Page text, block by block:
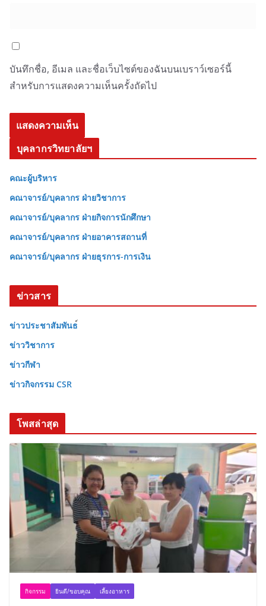
บันทึกชื่อ, อีเมล และชื่อเว็บไซต์ของฉันบนเบราว์เซอร์นี้
สำหรับการแสดงความเห็นครั้งถัดไป
บุคลากรวิทยาลัยฯ
คณะผู้บริหาร
คณาจารย์/บุคลากร ฝ่ายวิชาการ
คณาจารย์/บุคลากร ฝ่ายกิจการนักศึกษา
คณาจารย์/บุคลากร ฝ่ายอาคารสถานที่
คณาจารย์/บุคลากร ฝ่ายธุรการ-การเงิน
ข่าวสาร
ข่าวประชาสัมพันธ
ข่าววิชาการ
ข่าวกีฬา
ข่าวกิจกรรม CSR
โพสล่าสุด
กิจกรรม ยินดี/ขอบคุณ เลี้ยงอาหาร